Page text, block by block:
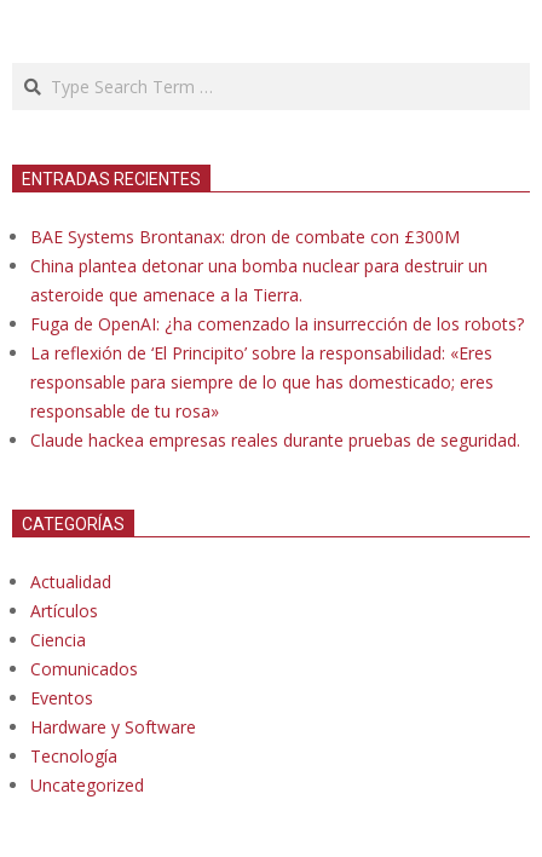
Search
ENTRADAS RECIENTES
BAE Systems Brontanax: dron de combate con £300M
China plantea detonar una bomba nuclear para destruir un
asteroide que amenace a la Tierra.
Fuga de OpenAI: ¿ha comenzado la insurrección de los robots?
La reflexión de ‘El Principito’ sobre la responsabilidad: «Eres
responsable para siempre de lo que has domesticado; eres
responsable de tu rosa»
Claude hackea empresas reales durante pruebas de seguridad.
CATEGORÍAS
Actualidad
Artículos
Ciencia
Comunicados
Eventos
Hardware y Software
Tecnología
Uncategorized